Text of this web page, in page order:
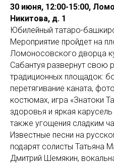
30 июня, 12:00-15:00,
Никитова, д. 1
Юбилейный татаро-
Мероприятие пройдет на
Ломоносовского дворца
Сабантуя развернут свою
традиционных площадок:
перетягивание каната,
костюмах, игра «Знатоки
здоровья и яркая
также угощения сладким
Известные песни на
подарят солисты Татьяна
Дмитрий Шемякин,